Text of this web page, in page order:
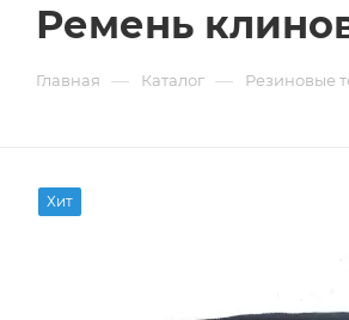
Ремень
Главная — Каталог — Резиновые
Хит